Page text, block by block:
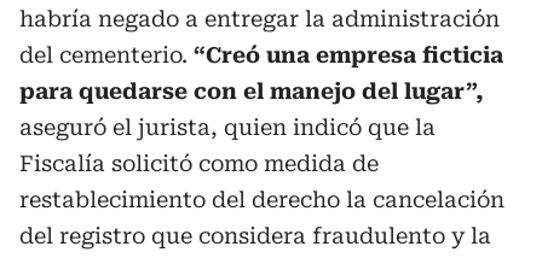
habría negado a entregar la administración
del cementerio. “Creó una empresa ficticia
para quedarse con el manejo del lugar”,
aseguró el jurista, quien indicó que la
Fiscalía solicitó como medida de
restablecimiento del derecho la cancelación
del registro que considera fraudulento y la